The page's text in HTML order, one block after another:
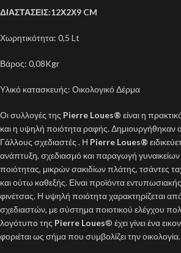
ΔΙΑΣΤΑΣΕΙΣ:12Χ2Χ9 CM
Χωρητικότητα: 0,5 Lt
Βάρος: 0,08Kgr
Υλικό κατασκευής: Οικολογικό Δέρμα
Οι συλλογές της Pierre Loues® είναι η
και η υψηλή ποιότητα ραφής. Δημιουργήθηκαν
Γάλλους σχεδιαστές . Η Pierre Loues®
ανάπτυξη, σχεδιασμό και παραγωγή
ποιότητας, μικρών σακιδίων πλάτης, τσάντες
και ούτω καθεξής. Είναι προϊόντα
φινέτσας. Η υψηλή ποιότητα χαρακτηρίζεται
σχεδιαστών, με σύστημα ποιοτικού ελέγχου
λογότυπο της Pierre Loues® έχει γίνει ένα
φοριέται ως σήμα που συμβολίζει την οικολογία.